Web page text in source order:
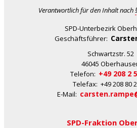
Verantwortlich für den Inhalt nach
SPD-Unterbezirk
Geschäftsführer:
Schwartzstr. 52
46045
Telefon: +49 208 2
Telefax: +49 208 80
E-Mail:
SPD-Fraktion